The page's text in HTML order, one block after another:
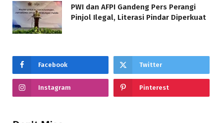
PWI dan AFPI Gandeng Pers Perangi
Pinjol Ilegal, Literasi Pindar Diperkuat
Facebook Twitter
Instagram Pinterest